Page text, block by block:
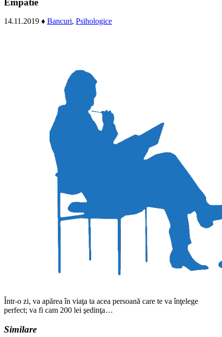
Empatie
14.11.2019 ♦ Bancuri, Psihologice
Într-o zi, va apărea în viaţa ta acea persoană care te va înţelege
perfect; va fi cam 200 lei şedinţa…
Similare